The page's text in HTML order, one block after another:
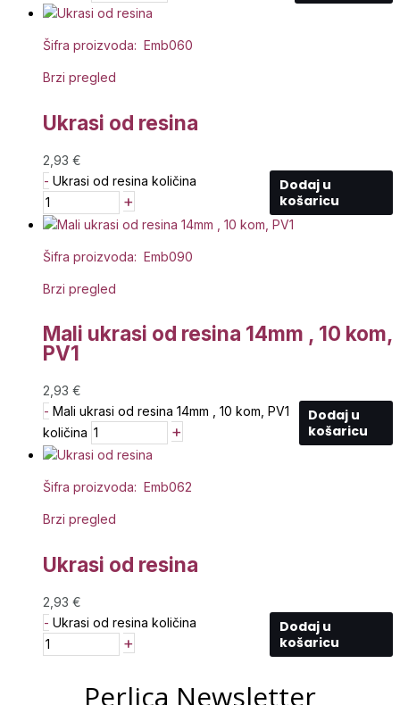
Šifra proizvoda: Emb060
Brzi pregled
Ukrasi od resina
2,93 €
- Ukrasi od resina količina
+
Dodaj u
košaricu
Šifra proizvoda: Emb090
Brzi pregled
Mali ukrasi od resina 14mm , 10 kom,
PV1
2,93 €
- Mali ukrasi od resina 14mm , 10 kom, PV1
količina
+
Dodaj u
košaricu
Šifra proizvoda: Emb062
Brzi pregled
Ukrasi od resina
2,93 €
- Ukrasi od resina količina
+
Dodaj u
košaricu
Perlica Newsletter